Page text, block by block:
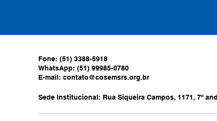
Fone: (51) 3388-5918
WhatsApp: (51) 99985-0780
E-mail: contato@cosemsrs.org.br
Sede Institucional: Rua Siqueira Campos, 1171, 7º